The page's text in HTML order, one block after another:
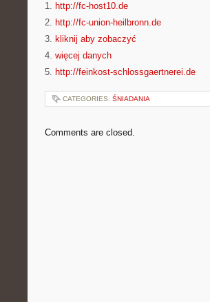
1. http://fc-host10.de
2. http://fc-union-heilbronn.de
3. kliknij aby zobaczyć
4. więcej danych
5. http://feinkost-schlossgaertnerei.de
CATEGORIES: ŚNIADANIA
Comments are closed.